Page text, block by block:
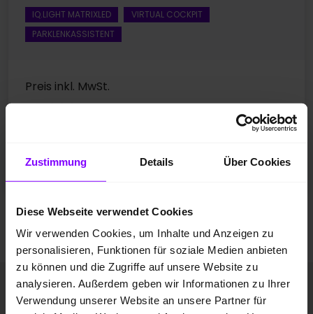
Zustimmung Details Über Cookies
Diese Webseite verwendet Cookies
Wir verwenden Cookies, um Inhalte und Anzeigen zu
personalisieren, Funktionen für soziale Medien anbieten
zu können und die Zugriffe auf unsere Website zu
analysieren. Außerdem geben wir Informationen zu Ihrer
Verwendung unserer Website an unsere Partner für
IQ.LIGHT MATRIXLED
VIRTUAL COCKPIT
PARKLENKASSISTENT
Preis inkl. MwSt.
24.888,00 EUR
Fahrzeugangebot der Hülpert VZ GmbH
Mehr Fahrzeuge anzeigen
Audi A1:Eleganz im